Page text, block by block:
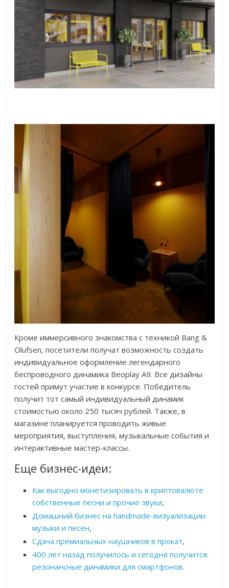
Кроме иммерсивного знакомства с техникой Bang &
Olufsen, посетители получат возможность создать
индивидуальное оформление легендарного
беспроводного динамика Beoplay A9. Все дизайны
гостей примут участие в конкурсе. Победитель
получит тот самый индивидуальный динамик
стоимостью около 250 тысяч рублей. Также, в
магазине планируется проводить живые
мероприятия, выступления, музыкальные события и
интерактивные мастер-классы.
Еще бизнес-идеи:
Как выгодно монетизировать в криптовалюте
собственные песни и прочие звуки,
Домашний бизнес на handmade-визуализации
музыки и песен,
Сдача премиальных наушников в прокат,
400 лет назад получилось и сегодня получится:
резонансные динамики для смартфонов.